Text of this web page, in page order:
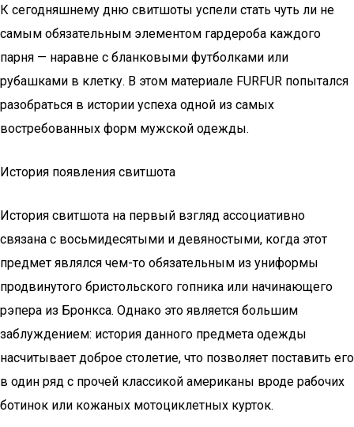
К сегодняшнему дню свитшоты успели стать чуть ли не
самым обязательным элементом гардероба каждого
парня — наравне с бланковыми футболками или
рубашками в клетку. В этом материале FURFUR попытался
разобраться в истории успеха одной из самых
востребованных форм мужской одежды.
История появления свитшота
История свитшота на первый взгляд ассоциативно
связана с восьмидесятыми и девяностыми, когда этот
предмет являлся чем-то обязательным из униформы
продвинутого бристольского гопника или начинающего
рэпера из Бронкса. Однако это является большим
заблуждением: история данного предмета одежды
насчитывает доброе столетие, что позволяет поставить его
в один ряд с прочей классикой американы вроде рабочих
ботинок или кожаных мотоциклетных курток.